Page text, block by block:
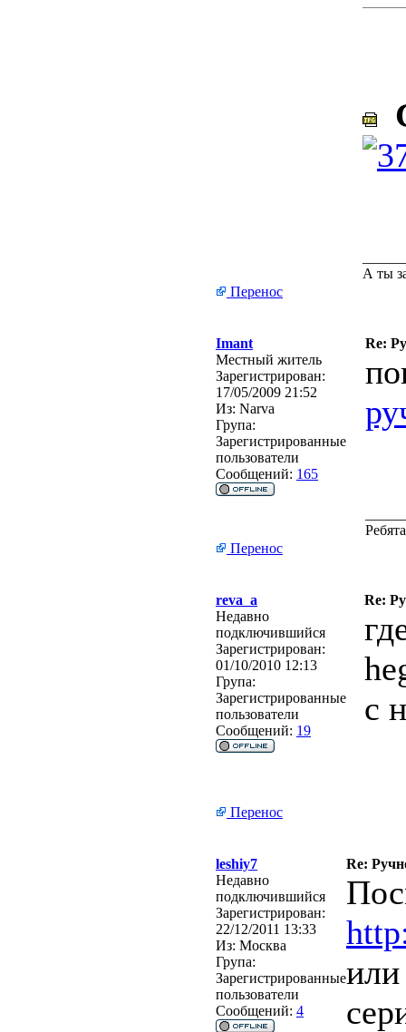
А ты
Перенос
Imant
Re:
Местный житель
Зарегистрирован:
17/05/2009 21:52
Из: Narva
Група:
Зарегистрированные
пользователи
Сообщений: 165
Перенос
reva_a
Re:
Недавно
подключившийся
Зарегистрирован:
01/10/2010 12:13
Група:
Зарегистрированные
пользователи
Сообщений: 19
с
Перенос
leshiy7
Re:
Недавно
подключившийся
Зарегистрирован:
22/12/2011 13:33
Из: Москва
Група:
Зарегистрированные
пользователи
Сообщений: 4